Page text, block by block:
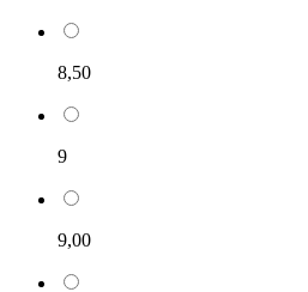
8,50
9
9,00